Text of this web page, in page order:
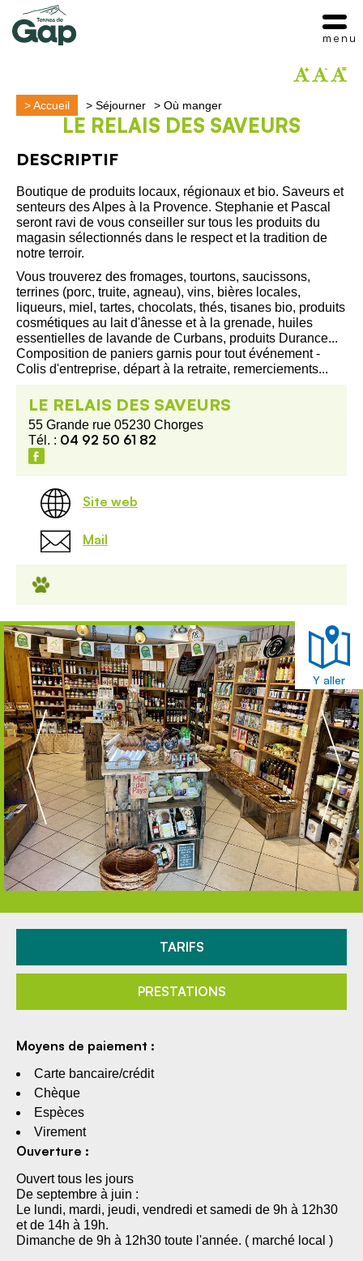
>Accueil > Séjourner > Où manger
LE RELAIS DES SAVEURS
DESCRIPTIF
Boutique de produits locaux, régionaux et bio. Saveurs et
senteurs des Alpes à la Provence. Stephanie et Pascal
seront ravi de vous conseiller sur tous les produits du
magasin sélectionnés dans le respect et la tradition de
notre terroir.
Vous trouverez des fromages, tourtons, saucissons,
terrines (porc, truite, agneau), vins, bières locales,
liqueurs, miel, tartes, chocolats, thés, tisanes bio, produits
cosmétiques au lait d'ânesse et à la grenade, huiles
essentielles de lavande de Curbans, produits Durance...
Composition de paniers garnis pour tout événement -
Colis d'entreprise, départ à la retraite, remerciements...
LE RELAIS DES SAVEURS
55 Grande rue 05230 Chorges
Tél. : 04 92 50 61 82
Site web
Mail
Y aller
TARIFS
PRESTATIONS
Moyens de paiement :
Carte bancaire/crédit
Chèque
Espèces
Virement
Ouverture :
Ouvert tous les jours
De septembre à juin :
Le lundi, mardi, jeudi, vendredi et samedi de 9h à 12h30
et de 14h à 19h.
Dimanche de 9h à 12h30 toute l'année. ( marché local )
menu